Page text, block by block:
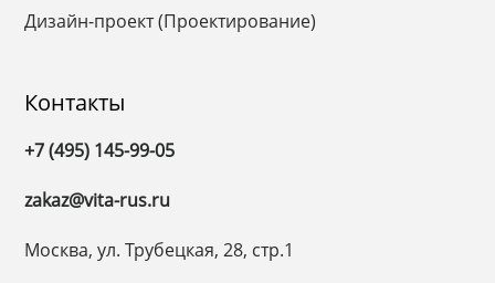
Дизайн-проект (Проектирование)
Контакты
+7 (495) 145-99-05
zakaz@vita-rus.ru
Москва, ул. Трубецкая, 28, стр.1